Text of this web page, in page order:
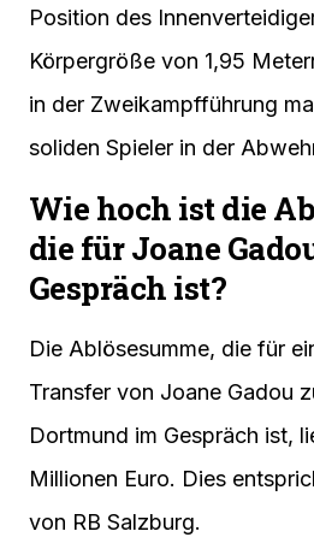
Position des
Körpergröße von 1,95
in der Zweikampfführung
soliden Spieler in der
Wie hoch ist die
die für Joane
Gespräch ist?
Die Ablösesumme, die für
Transfer von Joane Gadou
Dortmund im Gespräch ist,
Millionen Euro. Dies
von RB Salzburg.